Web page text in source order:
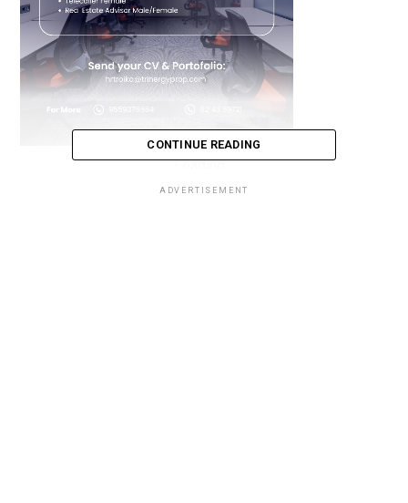
Loading...
CONTINUE READING
ADVERTISEMENT